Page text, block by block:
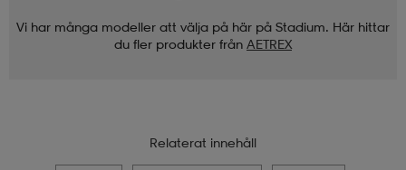
Vi har många modeller att välja på här på Stadium. Här hittar
du fler produkter från AETREX
Relaterat innehåll